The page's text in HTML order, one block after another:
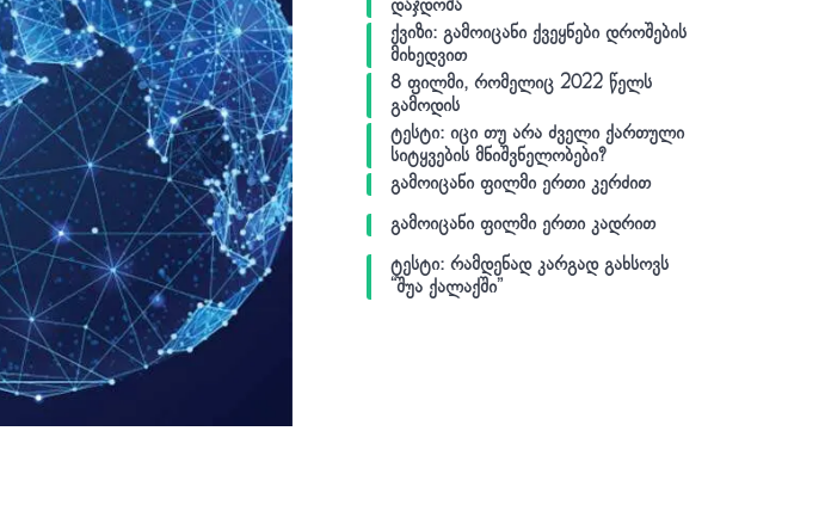
დაჯდომა
ქვიზი: გამოიცანი ქვეყნები დროშების
მიხედვით
8 ფილმი, რომელიც 2022 წელს
გამოდის
ტესტი: იცი თუ არა ძველი ქართული
სიტყვების მნიშვნელობები?
გამოიცანი ფილმი ერთი კერძით
გამოიცანი ფილმი ერთი კადრით
ტესტი: რამდენად კარგად გახსოვს
“შუა ქალაქში”